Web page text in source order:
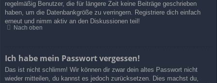
regelmäßig Benutzer, die für längere Zeit keine Beiträge geschrieben
haben, um die Datenbankgröße zu verringern. Registriere dich einfach
erneut und nimm aktiv an den Diskussionen teil!
Nach oben
Ich habe mein Passwort vergessen!
Das ist nicht schlimm! Wir können dir zwar dein altes Passwort nicht
wieder mitteilen, du kannst es jedoch zurücksetzen. Dies machst du,